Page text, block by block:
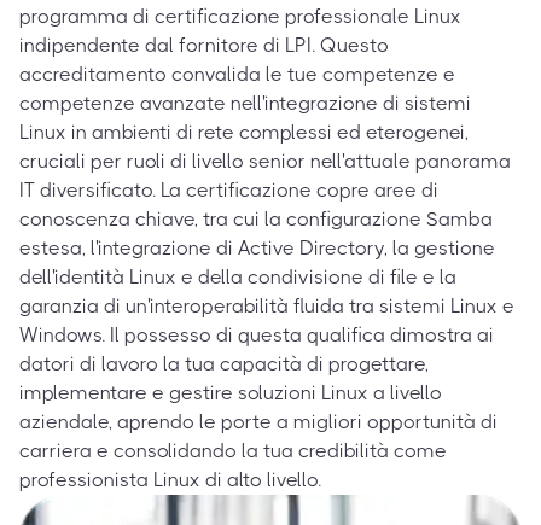
programma di certificazione professionale Linux
indipendente dal fornitore di LPI. Questo
accreditamento convalida le tue competenze e
competenze avanzate nell'integrazione di sistemi
Linux in ambienti di rete complessi ed eterogenei,
cruciali per ruoli di livello senior nell'attuale panorama
IT diversificato. La certificazione copre aree di
conoscenza chiave, tra cui la configurazione Samba
estesa, l'integrazione di Active Directory, la gestione
dell'identità Linux e della condivisione di file e la
garanzia di un'interoperabilità fluida tra sistemi Linux e
Windows. Il possesso di questa qualifica dimostra ai
datori di lavoro la tua capacità di progettare,
implementare e gestire soluzioni Linux a livello
aziendale, aprendo le porte a migliori opportunità di
carriera e consolidando la tua credibilità come
professionista Linux di alto livello.